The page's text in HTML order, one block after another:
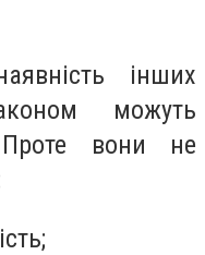
інших
можуть
Проте вони не